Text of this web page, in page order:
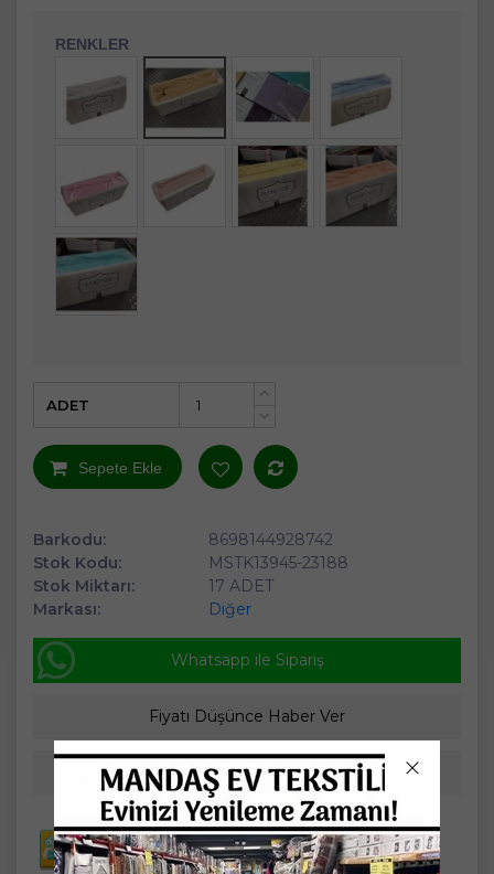
RENKLER
+
ADET
Sepete Ekle
Barkodu:
8698144928742
Stok Kodu:
MSTK13945-23188
Stok Miktarı:
17 ADET
Markası:
Diğer
Whatsapp ile Sipariş
Fiyatı Düşünce Haber Ver
Arkadaşıma Öner